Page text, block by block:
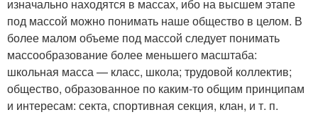
изначально находятся в массах, ибо на высшем этапе
под массой можно понимать наше общество в целом. В
более малом объеме под массой следует понимать
массообразование более меньшего масштаба:
школьная масса — класс, школа; трудовой коллектив;
общество, образованное по каким-то общим принципам
и интересам: секта, спортивная секция, клан, и т. п.